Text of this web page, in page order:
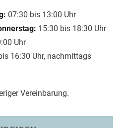
07:30 bis 13:00 Uhr
15:30 bis 18:30 Uhr
Uhr
16:30 Uhr, nachmittags
Vereinbarung.